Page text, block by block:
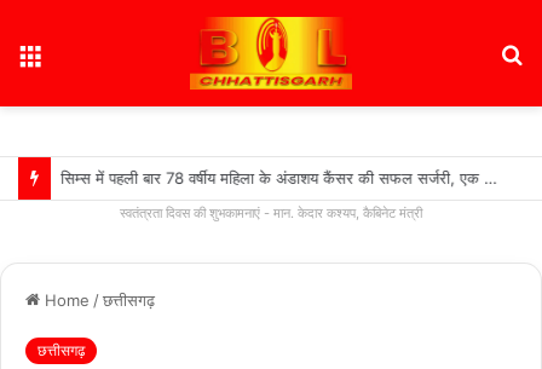
सिम्स में पहली बार 78 वर्षीय महिला के अंडाशय कैंसर की सफल सर्जरी, एक किलो का ट्यूमर निकाल महिला को दिया नया जीवन….
स्वतंत्रता दिवस की शुभकामनाएं - मान. केदार कश्यप, कैबिनेट मंत्री
Home /छत्तीसगढ़
छत्तीसगढ़